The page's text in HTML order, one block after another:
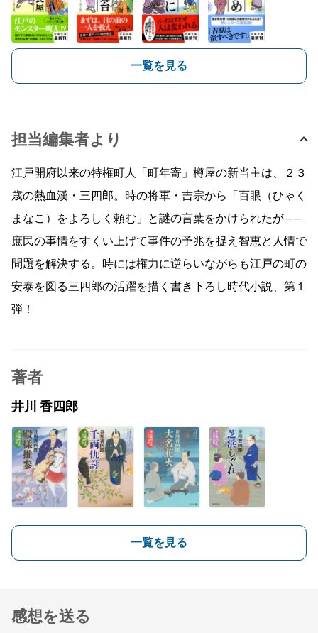
一覧を見る
担当編集者より
江戸開府以来の特権町人「町年寄」樽屋の新当主は、２３
歳の熱血漢・三四郎。時の将軍・吉宗から「百眼（ひゃく
まなこ）をよろしく頼む」と謎の言葉をかけられたが――
庶民の事情をすくい上げて事件の予兆を捉え智恵と人情で
問題を解決する。時には権力に逆らいながらも江戸の町の
安泰を図る三四郎の活躍を描く書き下ろし時代小説、第１
弾！
著者
井川 香四郎
一覧を見る
感想を送る